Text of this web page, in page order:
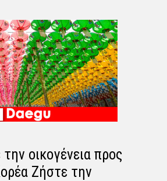
οικογένεια προς
Ζήστε την